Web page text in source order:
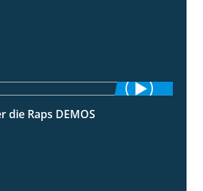
die Raps DEMOS